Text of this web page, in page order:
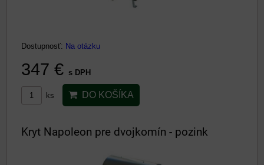
Dostupnosť: Na otázku
347 € s DPH
ks DO KOŠÍKA
Kryt Napoleon pre dvojkomín - pozink